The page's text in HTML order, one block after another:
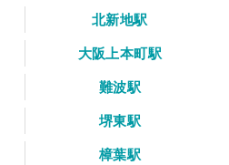
北新地駅
大阪上本町駅
難波駅
堺東駅
樟葉駅